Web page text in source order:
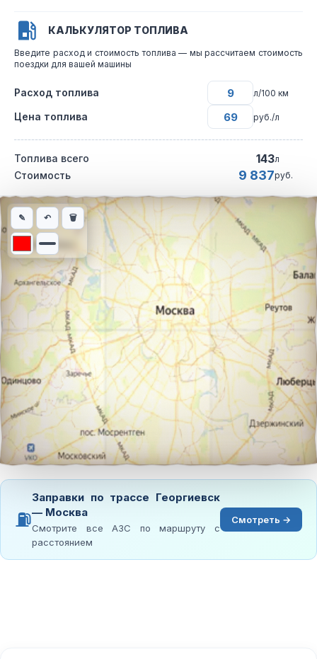
КАЛЬКУЛЯТОР ТОПЛИВА
Введите расход и стоимость топлива — мы рассчитаем стоимость
поездки для вашей машины
Расход топлива л/100 км
Цена топлива руб./л
Топлива всего 143л
Стоимость 9 837руб.
Интерактивная карта автомобильного маршрута из города
✎ ↶ 🗑
⛽
Заправки по трассе Георгиевск
— Москва
Смотрите все АЗС по маршруту с
расстоянием
Смотреть →